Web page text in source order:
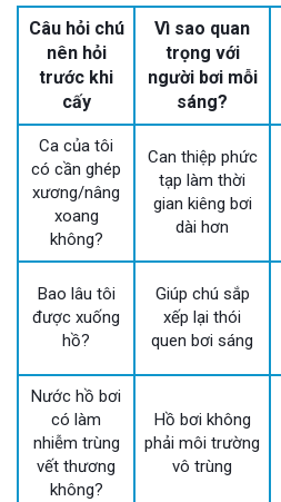
Câu hỏi chú
nên hỏi
trước khi
cấy
Vì sao quan
trọng với
người bơi mỗi
sáng?
Ca của tôi
có cần ghép
xương/nâng
xoang
không?
Can thiệp phức
tạp làm thời
gian kiêng bơi
dài hơn
Bao lâu tôi
được xuống
hồ?
Giúp chú sắp
xếp lại thói
quen bơi sáng
Nước hồ bơi
có làm
nhiễm trùng
vết thương
không?
Hồ bơi không
phải môi trường
vô trùng